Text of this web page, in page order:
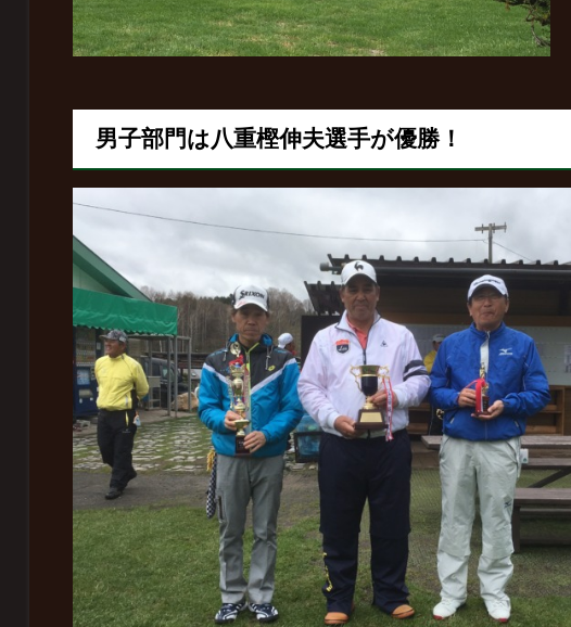
男子部門は八重樫伸夫選手が優勝！